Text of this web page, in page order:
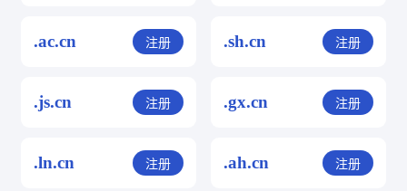
.ac.cn 注册 .sh.cn 注册
.js.cn 注册 .gx.cn 注册
.ln.cn 注册 .ah.cn 注册